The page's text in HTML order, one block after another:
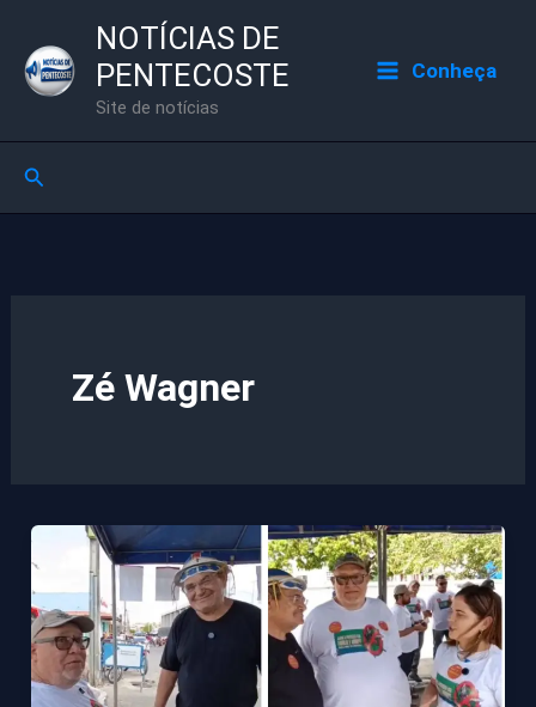
para
NOTÍCIAS DE
PENTECOSTE
Site de notícias
Conheça
Pesquisar
Zé Wagner